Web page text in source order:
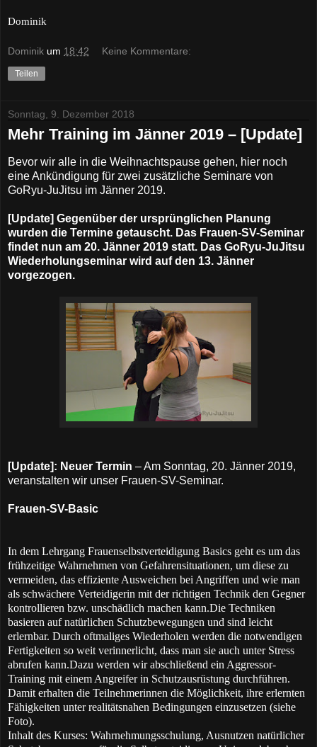
Dominik
Dominik um 18:42 Keine Kommentare:
Teilen
Sonntag, 9. Dezember 2018
Mehr Training im Jänner 2019 – [Update]
Bevor wir alle in die Weihnachtspause gehen, hier noch
eine Ankündigung für zwei zusätzliche Seminare von
GoRyu-JuJitsu im Jänner 2019.
[Update] Gegenüber der ursprünglichen Planung
wurden die Termine getauscht. Das Frauen-SV-Seminar
findet nun am 20. Jänner 2019 statt. Das GoRyu-JuJitsu
Wiederholungseminar wird auf den 13. Jänner
vorgezogen.
[Update]: Neuer Termin – Am Sonntag, 20. Jänner 2019,
veranstalten wir unser Frauen-SV-Seminar.
Frauen-SV-Basic
In dem Lehrgang Frauenselbstverteidigung Basics geht es um das
frühzeitige Wahrnehmen von Gefahrensituationen, um diese zu
vermeiden, das effiziente Ausweichen bei Angriffen und wie man
als schwächere Verteidigerin mit der richtigen Technik den Gegner
kontrollieren bzw. unschädlich machen kann.Die Techniken
basieren auf natürlichen Schutzbewegungen und sind leicht
erlernbar. Durch oftmaliges Wiederholen werden die notwendigen
Fertigkeiten so weit verinnerlicht, dass man sie auch unter Stress
abrufen kann.Dazu werden wir abschließend ein Aggressor-
Training mit einem Angreifer in Schutzausrüstung durchführen.
Damit erhalten die Teilnehmerinnen die Möglichkeit, ihre erlernten
Fähigkeiten unter realitätsnahen Bedingungen einzusetzen (siehe
Foto).
Inhalt des Kurses: Wahrnehmungsschulung, Ausnutzen natürlicher